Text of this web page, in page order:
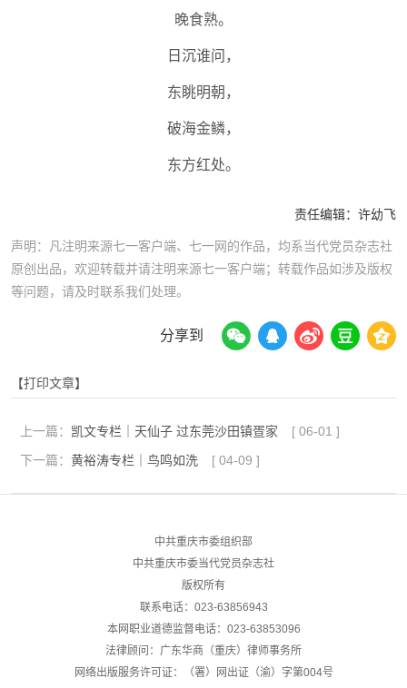
晚食熟。
日沉谁问，
东眺明朝，
破海金鳞，
东方红处。
责任编辑： 许幼飞
声明：凡注明来源七一客户端、七一网的作品，均系当代党员杂志社
原创出品，欢迎转载并请注明来源七一客户端；转载作品如涉及版权
等问题，请及时联系我们处理。
分享到
【打印文章】
上一篇： 凯文专栏｜天仙子 过东莞沙田镇疍家 [ 06-01 ]
下一篇： 黄裕涛专栏｜鸟鸣如洗 [ 04-09 ]
中共重庆市委组织部
中共重庆市委当代党员杂志社
版权所有
联系电话：023-63856943
本网职业道德监督电话：023-63853096
法律顾问：广东华商（重庆）律师事务所
网络出版服务许可证：（署）网出证（渝）字第004号